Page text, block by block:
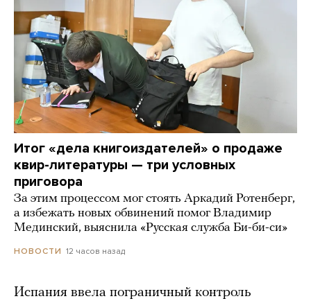
Итог «дела книгоиздателей» о продаже
квир-литературы — три условных
приговора
За этим процессом мог стоять Аркадий Ротенберг,
а избежать новых обвинений помог Владимир
Мединский, выяснила «Русская служба Би-би-си»
НОВОСТИ 12 часов назад
Испания ввела пограничный контроль